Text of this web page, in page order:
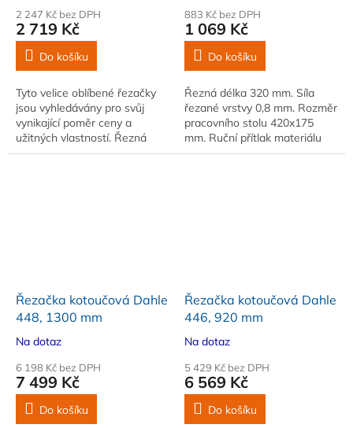
2 247 Kč bez DPH
2 719 Kč
Do košíku
Tyto velice oblíbené řezačky
jsou vyhledávány pro svůj
vynikající poměr ceny a
užitných vlastností. Řezná
délka 340 mm. Kapacita řezu
883 Kč bez DPH
1 069 Kč
Do košíku
Řezná délka 320 mm. Síla
řezané vrstvy 0,8 mm. Rozměr
pracovního stolu 420x175
mm. Ruční přítlak materiálu
Řezačka kotoučová Dahle
448, 1300 mm
Na dotaz
6 198 Kč bez DPH
7 499 Kč
Do košíku
Řezačka kotoučová Dahle
446, 920 mm
Na dotaz
5 429 Kč bez DPH
6 569 Kč
Do košíku